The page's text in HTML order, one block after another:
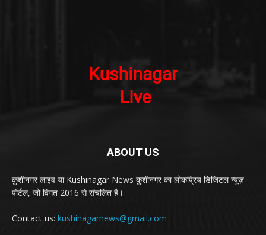
ABOUT US
कुशीनगर लाइव या Kushinagar News कुशीनगर का लोकप्रिय डिजिटल न्यूज़
पोर्टल, जो विगत 2016 से संचलित है।
Contact us: kushinagarnews@gmail.com